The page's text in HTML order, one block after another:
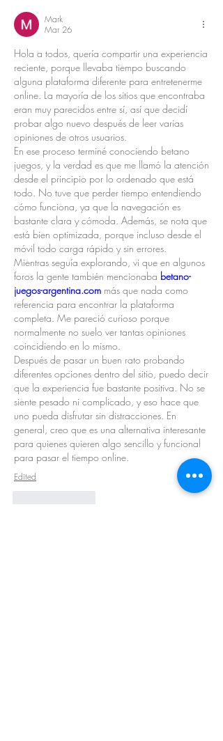
Mark
Mar 26
Hola a todos, quería compartir una experiencia
reciente, porque llevaba tiempo buscando
alguna plataforma diferente para entretenerme
online. La mayoría de los sitios que encontraba
eran muy parecidos entre sí, así que decidí
probar algo nuevo después de leer varias
opiniones de otros usuarios.
En ese proceso terminé conociendo betano
juegos, y la verdad es que me llamó la atención
desde el principio por lo ordenado que está
todo. No tuve que perder tiempo entendiendo
cómo funciona, ya que la navegación es
bastante clara y cómoda. Además, se nota que
está bien optimizada, porque incluso desde el
móvil todo carga rápido y sin errores.
Mientras seguía explorando, vi que en algunos
foros la gente también mencionaba betano-
juegos-argentina.com más que nada como
referencia para encontrar la plataforma
completa. Me pareció curioso porque
normalmente no suelo ver tantas opiniones
coincidiendo en lo mismo.
Después de pasar un buen rato probando
diferentes opciones dentro del sitio, puedo decir
que la experiencia fue bastante positiva. No se
siente pesado ni complicado, y eso hace que
uno pueda disfrutar sin distracciones. En
general, creo que es una alternativa interesante
para quienes quieren algo sencillo y funcional
para pasar el tiempo online.
Edited